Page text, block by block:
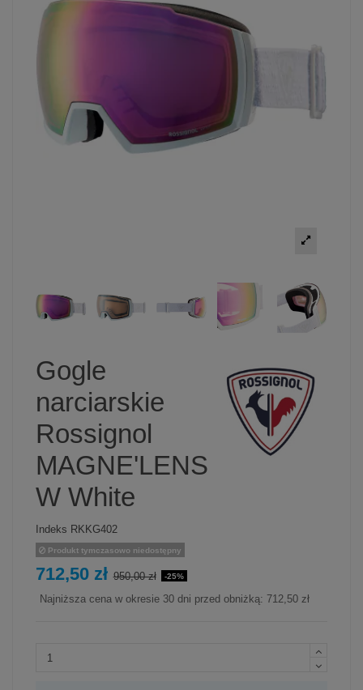
Gogle
narciarskie
Rossignol
MAGNE'LENS
W White
Indeks RKKG402
Produkt tymczasowo niedostępny
712,50 zł 950,00 zł -25%
Najniższa cena w okresie 30 dni przed obniżką: 712,50 zł